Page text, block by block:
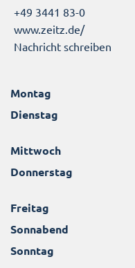
+49 3441 83-0
www.zeitz.de/
Nachricht schreiben
Montag
Dienstag
Mittwoch
Donnerstag
Freitag
Sonnabend
Sonntag